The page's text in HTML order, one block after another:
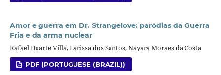
Amor e guerra em Dr. Strangelove: paródias da Guerra
Fria e da arma nuclear
Rafael Duarte Villa, Larissa dos Santos, Nayara Moraes da Costa
PDF (PORTUGUESE (BRAZIL))